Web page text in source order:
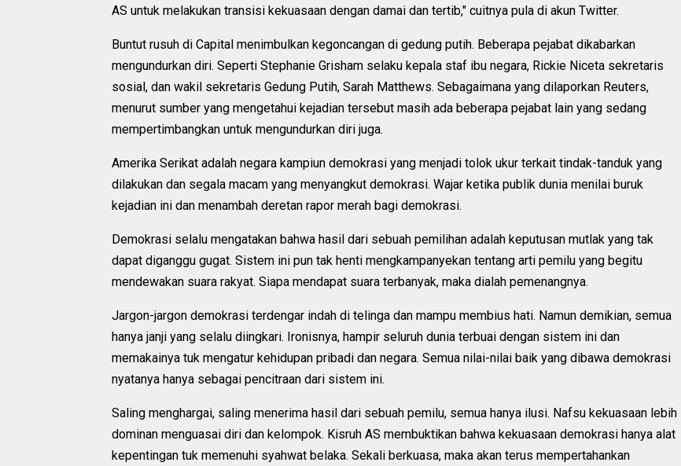
AS untuk melakukan transisi kekuasaan dengan damai dan tertib," cuitnya pula di akun Twitter.
Buntut rusuh di Capital menimbulkan kegoncangan di gedung putih. Beberapa pejabat dikabarkan
mengundurkan diri. Seperti Stephanie Grisham selaku kepala staf ibu negara, Rickie Niceta sekretaris
sosial, dan wakil sekretaris Gedung Putih, Sarah Matthews. Sebagaimana yang dilaporkan Reuters,
menurut sumber yang mengetahui kejadian tersebut masih ada beberapa pejabat lain yang sedang
mempertimbangkan untuk mengundurkan diri juga.
Amerika Serikat adalah negara kampiun demokrasi yang menjadi tolok ukur terkait tindak-tanduk yang
dilakukan dan segala macam yang menyangkut demokrasi. Wajar ketika publik dunia menilai buruk
kejadian ini dan menambah deretan rapor merah bagi demokrasi.
Demokrasi selalu mengatakan bahwa hasil dari sebuah pemilihan adalah keputusan mutlak yang tak
dapat diganggu gugat. Sistem ini pun tak henti mengkampanyekan tentang arti pemilu yang begitu
mendewakan suara rakyat. Siapa mendapat suara terbanyak, maka dialah pemenangnya.
Jargon-jargon demokrasi terdengar indah di telinga dan mampu membius hati. Namun demikian, semua
hanya janji yang selalu diingkari. Ironisnya, hampir seluruh dunia terbuai dengan sistem ini dan
memakainya tuk mengatur kehidupan pribadi dan negara. Semua nilai-nilai baik yang dibawa demokrasi
nyatanya hanya sebagai pencitraan dari sistem ini.
Saling menghargai, saling menerima hasil dari sebuah pemilu, semua hanya ilusi. Nafsu kekuasaan lebih
dominan menguasai diri dan kelompok. Kisruh AS membuktikan bahwa kekuasaan demokrasi hanya alat
kepentingan tuk memenuhi syahwat belaka. Sekali berkuasa, maka akan terus mempertahankan